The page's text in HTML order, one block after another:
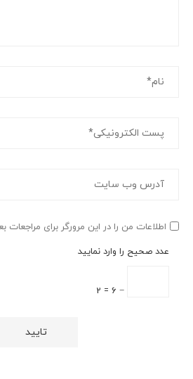
اطلاعات من را در این مرورگر برای مراجعات
عدد صحیح را وارد نمایید
− 6 = 2